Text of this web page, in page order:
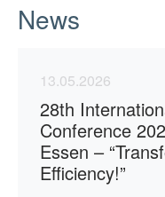
News
13.05.2026
28th
Conference
Essen –
Efficiency!”